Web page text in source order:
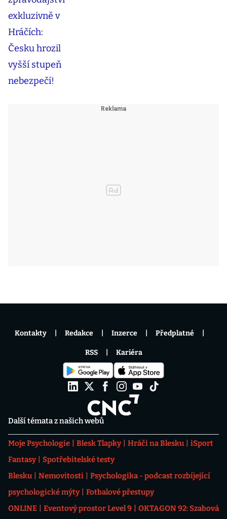
Další témata z našich webů
Moje Psychologie Blesk Tlapky Hráči na Blesku
iSport
Fantasy
Spotřebitelské testy
Blesku
Nemovitosti
Psychologika - podcast rozbíjející
psychologické mýty
Fotbalové přestupy
ONLINE
Eventový prostor Level 9
OKTAGON 92: Szabová
Kontakty Redakce Inzerce Předplatné
RSS Kariéra